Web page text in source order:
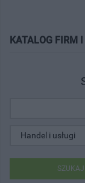
KATALOG FIRM
SZUKAJ